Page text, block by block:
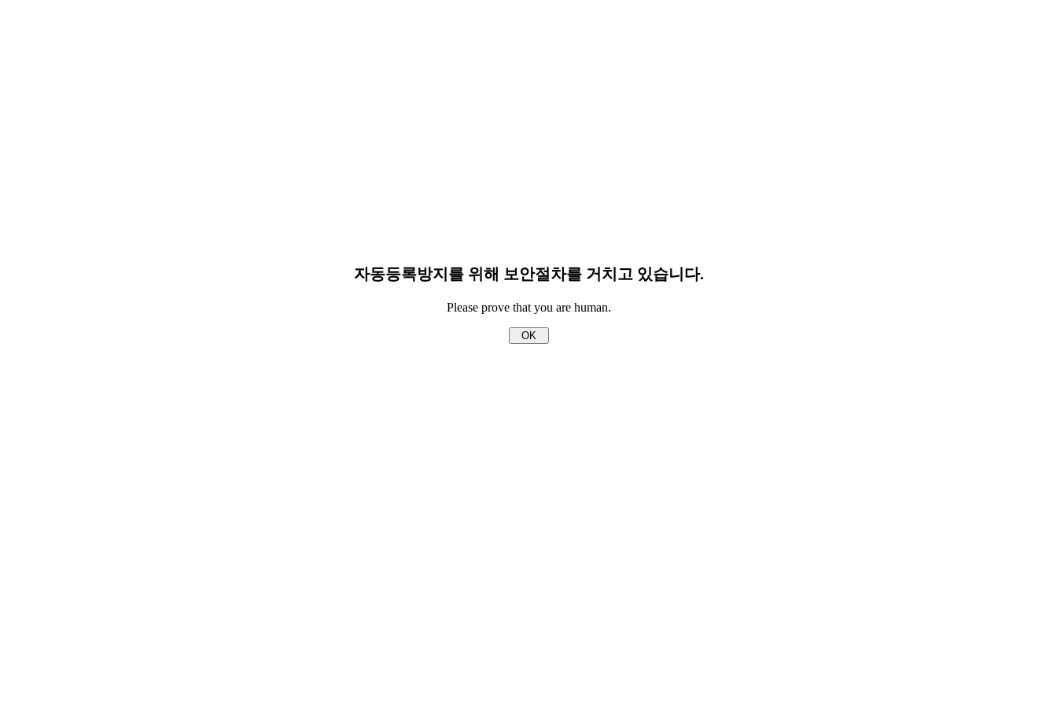
자동등록방지를 위해 보안절차를 거치고 있습니다.
Please prove that you are human.